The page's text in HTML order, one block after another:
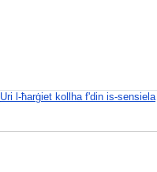
Uri l-ħarġiet kollha f'din is-sensiela